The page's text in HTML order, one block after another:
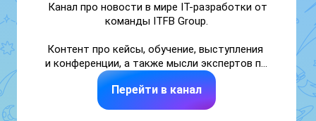
Канал про новости в мире IT-разработки от
команды ITFB Group.
Контент про кейсы, обучение, выступления
и конференции, а также мысли экспертов по
самым разным вопросам.
Написать нам: marketing@itfbgroup.ru
Перейти в канал